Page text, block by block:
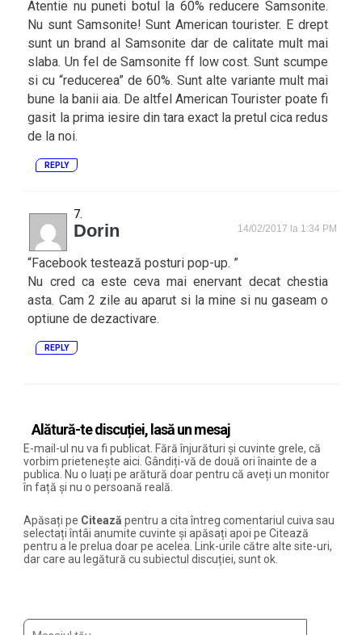
Atentie nu puneti botul la 60% reducere Samsonite.
Nu sunt Samsonite! Sunt American tourister. E drept
sunt un brand al Samsonite dar de calitate mult mai
slaba. Un fel de Samsonite ff low cost. Sunt scumpe
si cu “reducerea” de 60%. Sunt alte variante mult mai
bune la banii aia. De altfel American Tourister poate fi
gasit la prima iesire din tara exact la pretul cica redus
de la noi.
REPLY
Dorin 14/02/2017 la 1:34 PM
“Facebook testează posturi pop-up. ”
Nu cred ca este ceva mai enervant decat chestia
asta. Cam 2 zile au aparut si la mine si nu gaseam o
optiune de dezactivare.
REPLY
Alătură-te discuției, lasă un mesaj
E-mail-ul nu va fi publicat. Fără înjurături și cuvinte grele, că
vorbim prietenește aici. Gândiți-vă de două ori înainte de a
publica. Nu o luați pe arătură doar pentru că aveți un monitor
în față și nu o persoană reală.
Apăsați pe Citează pentru a cita întreg comentariul cuiva sau
selectați întâi anumite cuvinte și apăsați apoi pe Citează
pentru a le prelua doar pe acelea. Link-urile către alte site-uri,
dar care au legătură cu subiectul discuției, sunt ok.